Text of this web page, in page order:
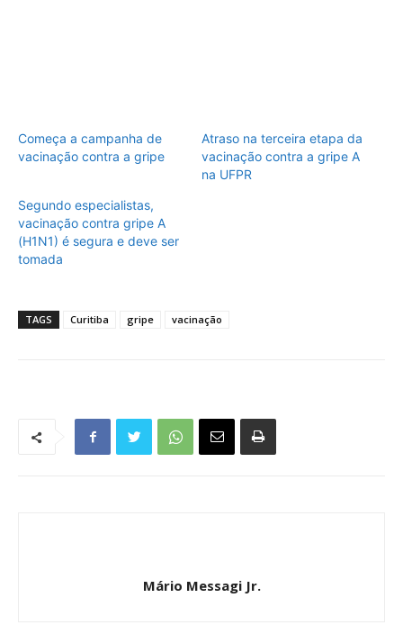
Começa a campanha de
vacinação contra a gripe
Atraso na terceira etapa da
vacinação contra a gripe A
na UFPR
Segundo especialistas,
vacinação contra gripe A
(H1N1) é segura e deve ser
tomada
TAGS Curitiba gripe vacinação
Mário Messagi Jr.